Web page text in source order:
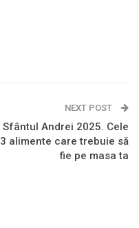
NEXT POST
Sfântul Andrei 2025. Cele
3 alimente care trebuie să
fie pe masa ta